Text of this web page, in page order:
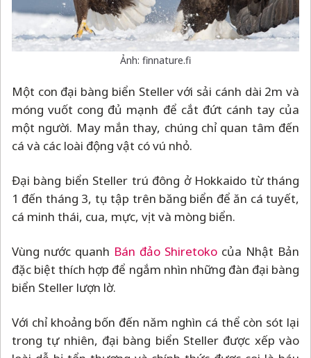
Ảnh: finnature.fi
Một con đại bàng biển Steller với sải cánh dài 2m và
móng vuốt cong đủ mạnh để cắt đứt cánh tay của
một người. May mắn thay, chúng chỉ quan tâm đến
cá và các loài động vật có vú nhỏ.
Đại bàng biển Steller trú đông ở Hokkaido từ tháng
1 đến tháng 3, tụ tập trên băng biển để ăn cá tuyết,
cá minh thái, cua, mực, vịt và mòng biển.
Vùng nước quanh Bán đảo Shiretoko của Nhật Bản
đặc biệt thích hợp để ngắm nhìn những đàn đại bàng
biển Steller lượn lờ.
Với chỉ khoảng bốn đến năm nghìn cá thể còn sót lại
trong tự nhiên, đại bàng biển Steller được xếp vào